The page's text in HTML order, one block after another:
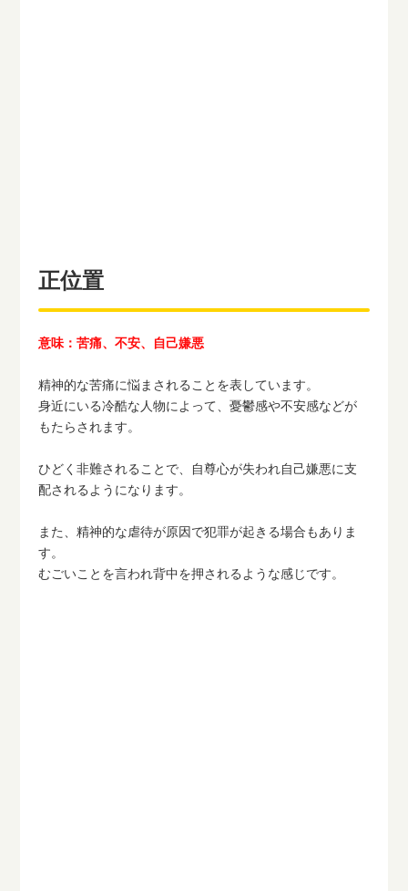
正位置
意味：苦痛、不安、自己嫌悪
精神的な苦痛に悩まされることを表しています。
身近にいる冷酷な人物によって、憂鬱感や不安感などが
もたらされます。
ひどく非難されることで、自尊心が失われ自己嫌悪に支
配されるようになります。
また、精神的な虐待が原因で犯罪が起きる場合もありま
す。
むごいことを言われ背中を押されるような感じです。